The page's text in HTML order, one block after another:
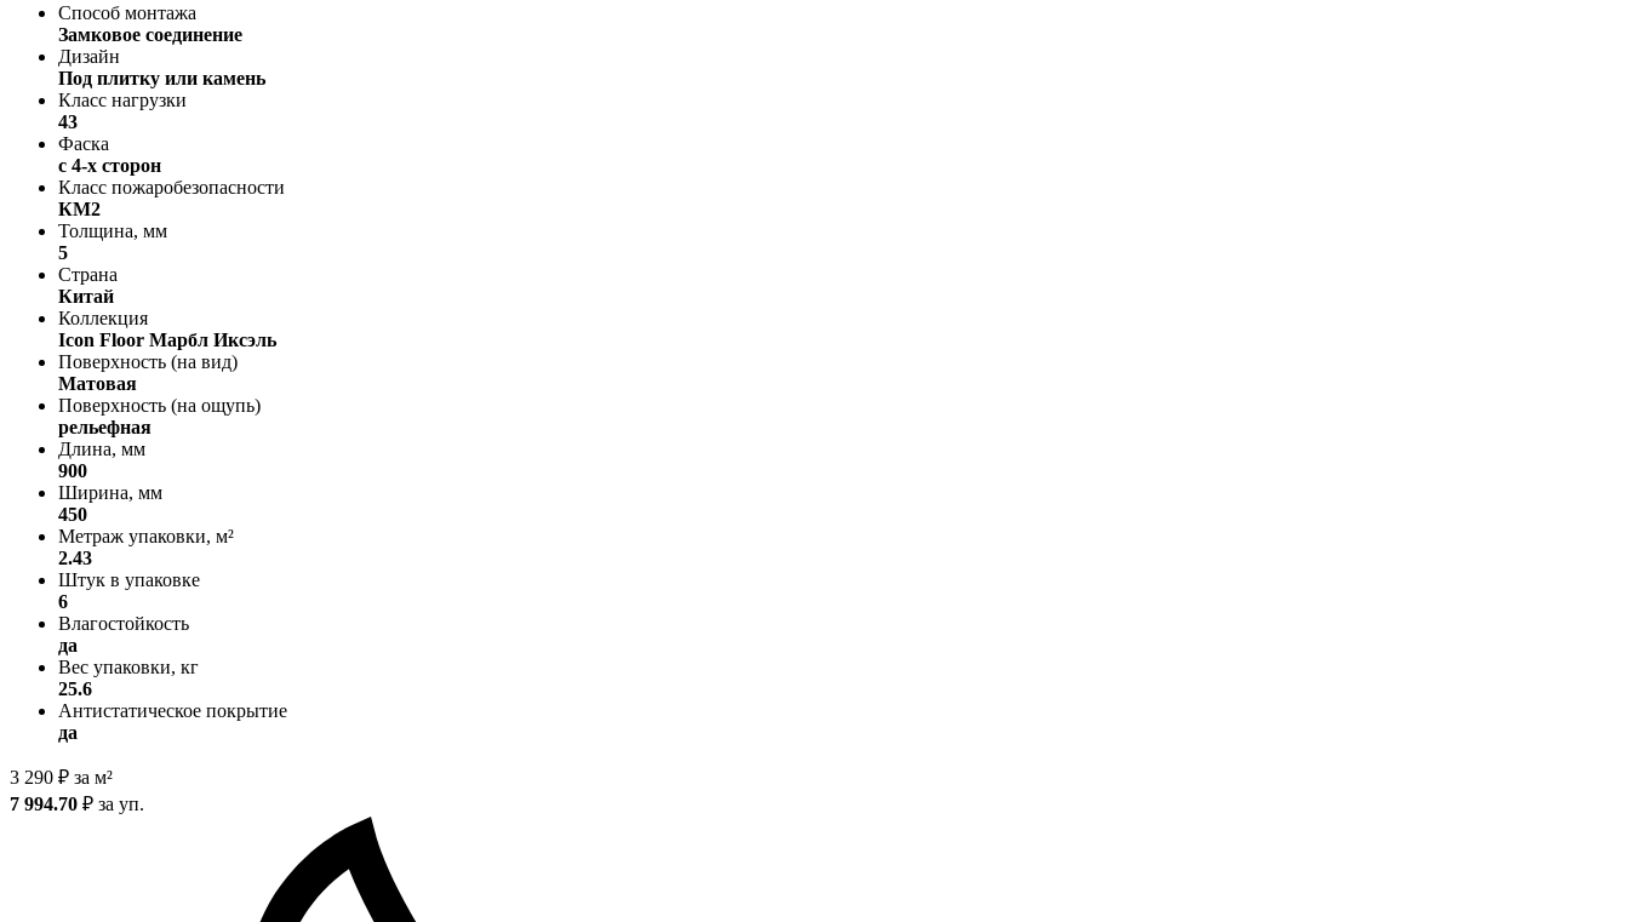
Способ монтажа
Замковое соединение
Дизайн
Под плитку или камень
Класс нагрузки
43
Фаска
с 4-х сторон
Класс пожаробезопасности
КМ2
Толщина, мм
5
Страна
Китай
Коллекция
Icon Floor Марбл Иксэль
Поверхность (на вид)
Матовая
Поверхность (на ощупь)
рельефная
Длина, мм
900
Ширина, мм
450
Метраж упаковки, м²
2.43
Штук в упаковке
6
Влагостойкость
да
Вес упаковки, кг
25.6
Антистатическое покрытие
да
3 290 ₽ за м²
7 994.70 ₽ за уп.